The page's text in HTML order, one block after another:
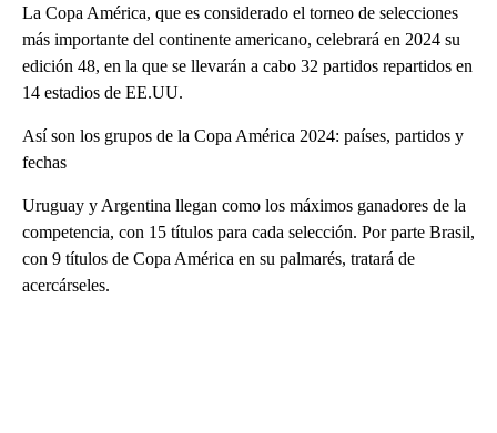
La Copa América, que es considerado el torneo de selecciones
más importante del continente americano, celebrará en 2024 su
edición 48, en la que se llevarán a cabo 32 partidos repartidos en
14 estadios de EE.UU.
Así son los grupos de la Copa América 2024: países, partidos y
fechas
Uruguay y Argentina llegan como los máximos ganadores de la
competencia, con 15 títulos para cada selección. Por parte Brasil,
con 9 títulos de Copa América en su palmarés, tratará de
acercárseles.